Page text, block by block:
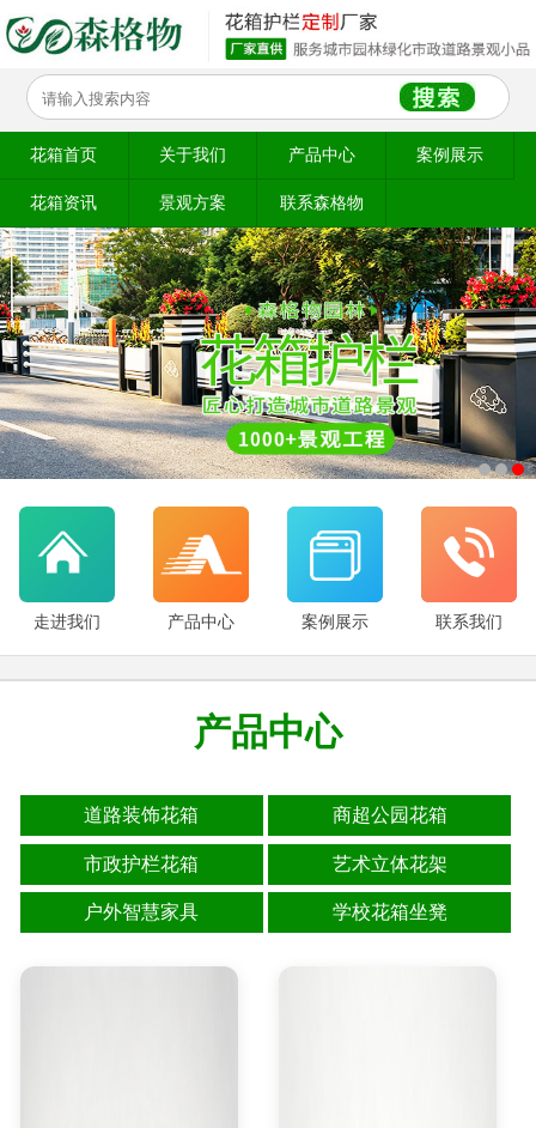
花箱首页 关于我们 产品中心 案例展示
花箱资讯 景观方案 联系森格物
走进我们 产品中心 案例展示 联系我们
产品中心
道路装饰花箱 商超公园花箱
市政护栏花箱 艺术立体花架
户外智慧家具 学校花箱坐凳